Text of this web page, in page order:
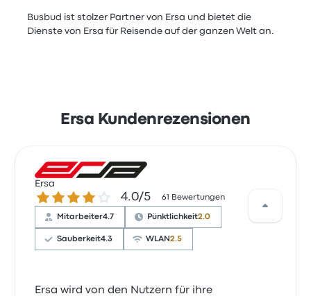
Busbud ist stolzer Partner von Ersa und bietet die
Dienste von Ersa für Reisende auf der ganzen Welt an.
Ersa Kundenrezensionen
Ersa
4.0 von 5 Sternen4.0/5 61 Bewertungen
Mitarbeiter4.7 Pünktlichkeit2.0
Sauberkeit4.3 WLAN2.5
Ersa wird von den Nutzern für ihre